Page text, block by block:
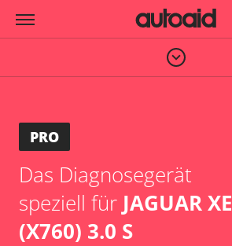
PRO
Das Diagnosegerät
speziell für JAGUAR XE
(X760) 3.0 S